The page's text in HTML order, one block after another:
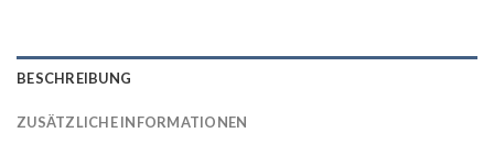
BESCHREIBUNG
ZUSÄTZLICHE INFORMATIONEN